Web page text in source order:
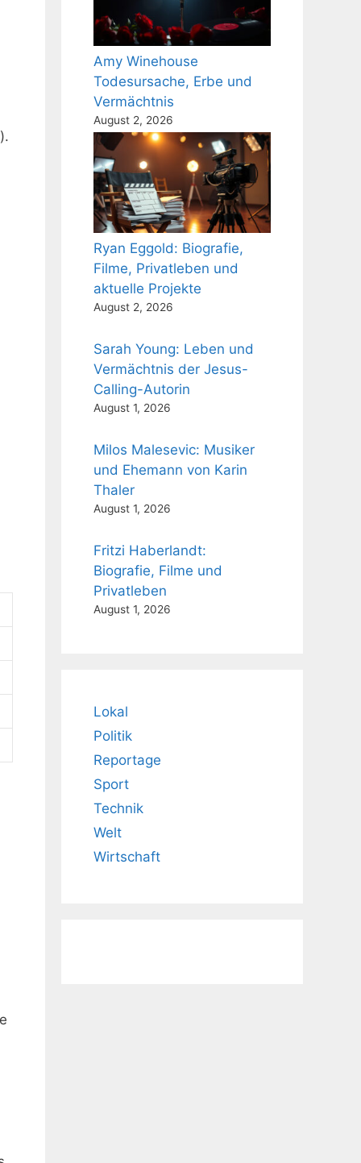
).
Amy Winehouse
Todesursache, Erbe und
Vermächtnis
August 2, 2026
Ryan Eggold: Biografie,
Filme, Privatleben und
aktuelle Projekte
August 2, 2026
Sarah Young: Leben und
Vermächtnis der Jesus-
Calling-Autorin
August 1, 2026
Milos Malesevic: Musiker
und Ehemann von Karin
Thaler
August 1, 2026
Fritzi Haberlandt:
Biografie, Filme und
Privatleben
August 1, 2026
Lokal
Politik
Reportage
Sport
Technik
Welt
Wirtschaft